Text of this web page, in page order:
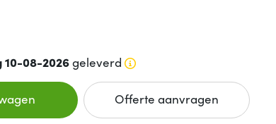
10-08-2026geleverd
Offerte aanvragen